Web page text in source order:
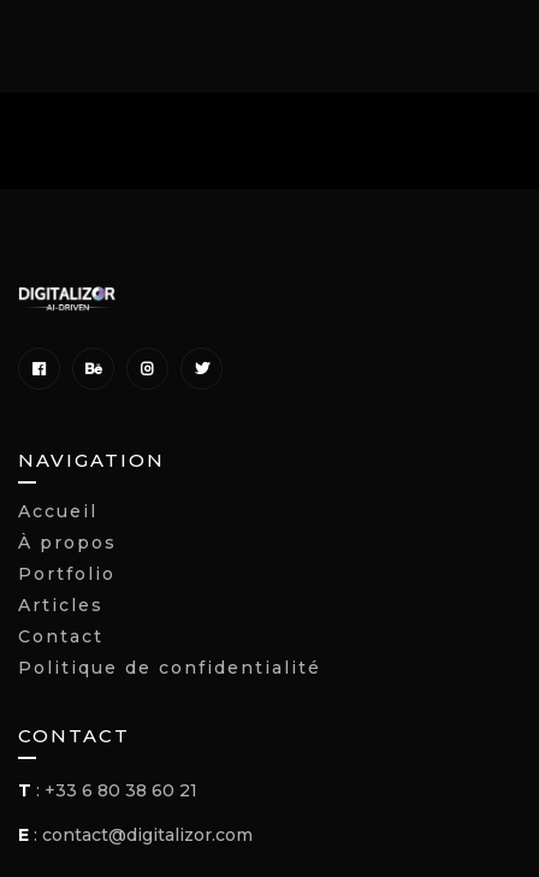
NAVIGATION
Accueil
À propos
Portfolio
Articles
Contact
Politique de confidentialité
CONTACT
T : +33 6 80 38 60 21
E : contact@digitalizor.com